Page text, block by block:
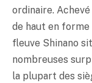
ordinaire.
de haut en
fleuve Shinano
nombreuses
la plupart des